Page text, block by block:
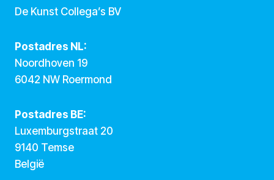
De Kunst Collega’s BV
Postadres NL:
Noordhoven 19
6042 NW Roermond
Postadres BE:
Luxemburgstraat 20
9140 Temse
België